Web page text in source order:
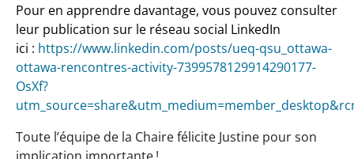
Pour en apprendre davantage, vous pouvez consulter
leur publication sur le réseau social LinkedIn
ici : https://www.linkedin.com/posts/ueq-qsu_ottawa-
ottawa-rencontres-activity-7399578129914290177-
OsXf?
Toute l’équipe de la Chaire félicite Justine pour son